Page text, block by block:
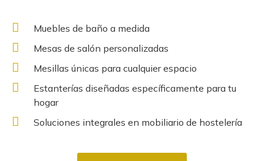
Muebles de baño a medida
Mesas de salón personalizadas
Mesillas únicas para cualquier espacio
Estanterías diseñadas específicamente para tu
hogar
Soluciones integrales en mobiliario de hostelería